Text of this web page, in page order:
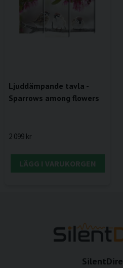
Ljuddämpande tavla -
Sparrows among flowers
2 099 kr
LÄGG I VARUKORGEN